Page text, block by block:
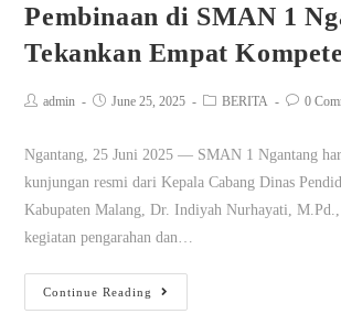
Pembinaan di SMAN 1
Tekankan Empat
admin June 25, 2025 BERITA 0
Ngantang, 25 Juni 2025 — SMAN 1 Ngantang
kunjungan resmi dari Kepala Cabang Dinas
Kabupaten Malang, Dr. Indiyah Nurhayati,
kegiatan pengarahan dan…
Continue Reading